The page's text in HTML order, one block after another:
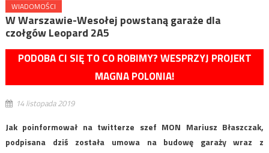
WIADOMOŚCI
W Warszawie-Wesołej powstaną garaże dla
czołgów Leopard 2A5
PODOBA CI SIĘ TO CO ROBIMY? WESPRZYJ PROJEKT
MAGNA POLONIA!
14 listopada 2019
Jak poinformował na twitterze szef MON Mariusz Błaszczak,
podpisana dziś została umowa na budowę garaży wraz z